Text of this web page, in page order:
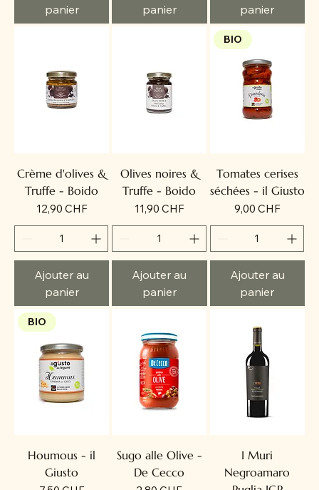
panier
panier
panier
Crème d'olives &
Truffe - Boido
Prix
12,90 CHF
Ajouter au
panier
Olives noires &
Truffe - Boido
Prix
11,90 CHF
Ajouter au
panier
BIO
Tomates cerises
séchées - il Giusto
Prix
9,00 CHF
Ajouter au
panier
BIO
Houmous - il
Giusto
Sugo alle Olive -
De Cecco
I Muri
Negroamaro